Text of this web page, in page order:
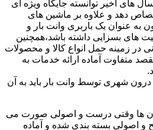
های اخیر توانسته جایگاه ویژه ای
دهد و علاوه بر ماشین های
به عنوان یک باربری وانت بار و
های بسزایی داشته باشد،همچنین
در زمینه حمل انواع کالا و محصولات
متفاوت آماده ارائه خدمات به
شهری توسط وانت بار باید به آن
آن ها وقتی درست و اصولی صورت می
اصولی بسته بندی شده و آماده